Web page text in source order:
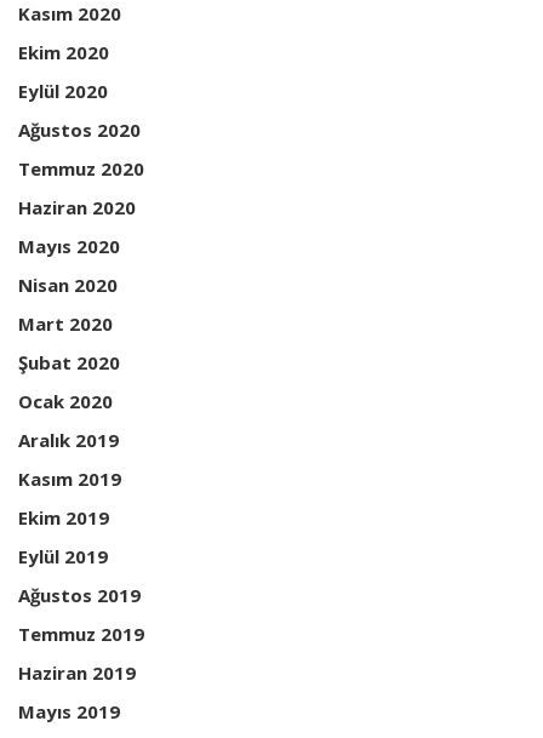
Kasım 2020
Ekim 2020
Eylül 2020
Ağustos 2020
Temmuz 2020
Haziran 2020
Mayıs 2020
Nisan 2020
Mart 2020
Şubat 2020
Ocak 2020
Aralık 2019
Kasım 2019
Ekim 2019
Eylül 2019
Ağustos 2019
Temmuz 2019
Haziran 2019
Mayıs 2019